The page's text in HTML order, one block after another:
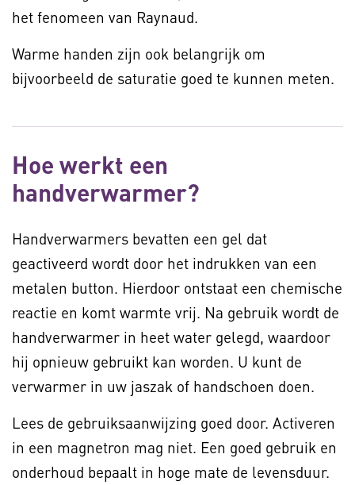
het fenomeen van Raynaud.
Warme handen zijn ook belangrijk om
bijvoorbeeld de saturatie goed te kunnen meten.
Hoe werkt een
handverwarmer?
Handverwarmers bevatten een gel dat
geactiveerd wordt door het indrukken van een
metalen button. Hierdoor ontstaat een chemische
reactie en komt warmte vrij. Na gebruik wordt de
handverwarmer in heet water gelegd, waardoor
hij opnieuw gebruikt kan worden. U kunt de
verwarmer in uw jaszak of handschoen doen.
Lees de gebruiksaanwijzing goed door. Activeren
in een magnetron mag niet. Een goed gebruik en
onderhoud bepaalt in hoge mate de levensduur.